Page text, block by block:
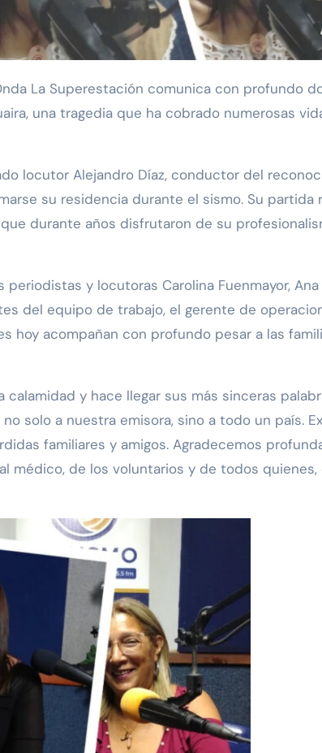
una tragedia que ha cobrado numerosas
locutor Alejandro Díaz, conductor del
su residencia durante el sismo. Su
durante años disfrutaron de su
y locutoras Carolina Fuenmayor, Ana
del equipo de trabajo, el gerente de
hoy acompañan con profundo pesar a las
y hace llegar sus más sinceras
solo a nuestra emisora, sino a todo un país.
familiares y amigos. Agradecemos
médico, de los voluntarios y de todos